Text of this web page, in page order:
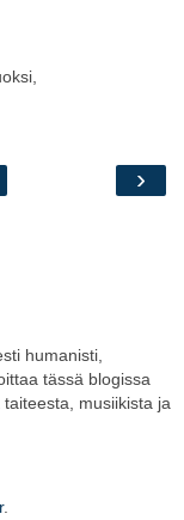
›
humanisti,
tässä blogissa
musiikista ja
.